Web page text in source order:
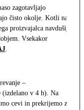
zagotavljajo
čisto okolje. Kotli na
proizvajalca navdušijo
Vsekakor
.
–
v 4 h). Na
cevi in prekrijemo z